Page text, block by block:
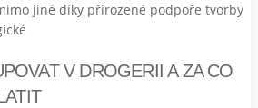
jiné díky přirozené podpoře tvorby
V DROGERII A ZA CO